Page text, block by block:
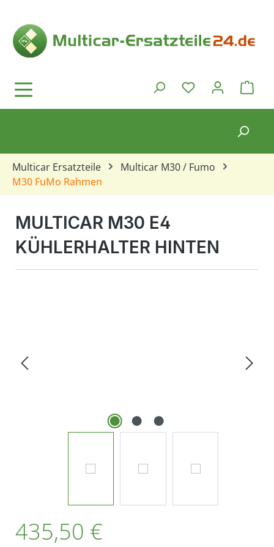
Du hast 0
Multicar Ersatzteile
Multicar M30 / Fumo
M30 FuMo Rahmen
MULTICAR M30 E4
KÜHLERHALTER HINTEN
435,50 €